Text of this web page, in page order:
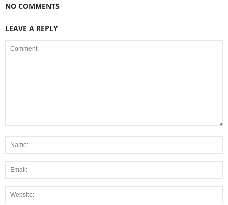
NO COMMENTS
LEAVE A REPLY